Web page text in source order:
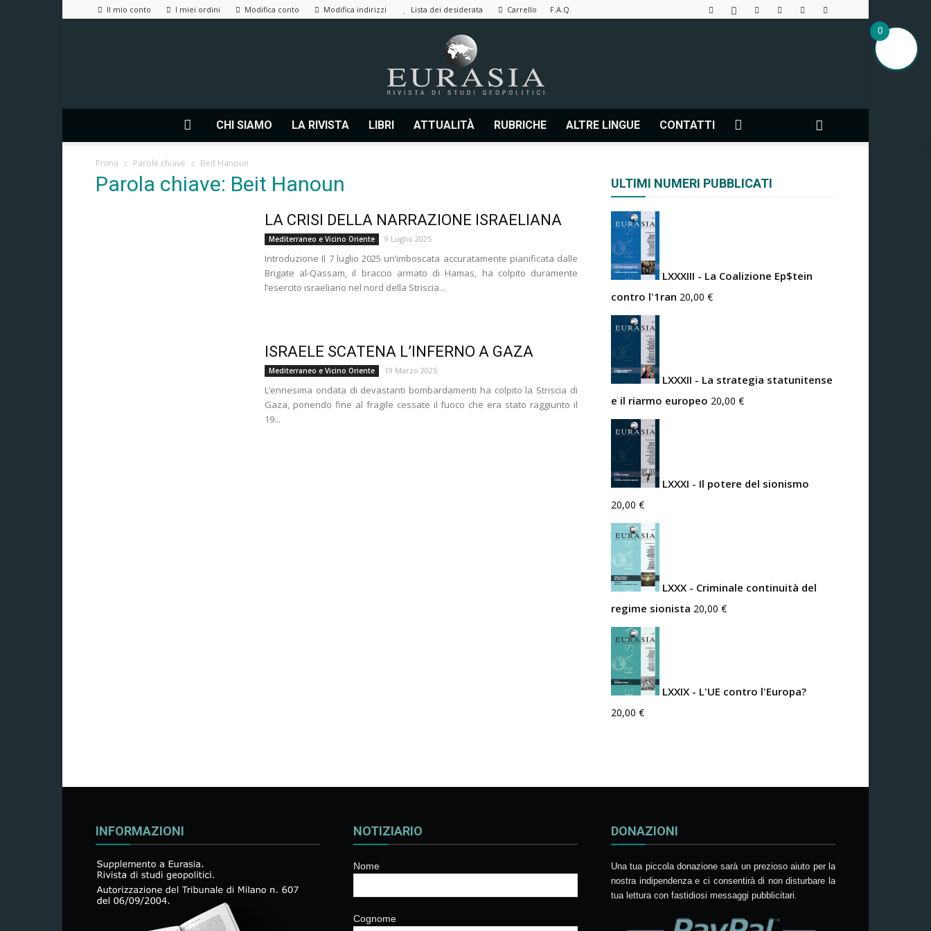
Il mio conto I miei ordini Modifica conto Modifica indirizzi Lista dei desiderata Carrello F.A.Q.
di
CHI SIAMO LA RIVISTA LIBRI ATTUALITÀ RUBRICHE ALTRE LINGUE CONTATTI
Prima Parole chiave Beit Hanoun
Parola chiave: Beit Hanoun
LA CRISI DELLA NARRAZIONE ISRAELIANA
Mediterraneo e Vicino Oriente 9 Luglio 2025
Introduzione Il 7 luglio 2025 un’imboscata accuratamente pianificata dalle
Brigate al-Qassam, il braccio armato di Hamas, ha colpito duramente
l’esercito israeliano nel nord della Striscia...
ISRAELE SCATENA L’INFERNO A GAZA
Mediterraneo e Vicino Oriente 19 Marzo 2025
L’ennesima ondata di devastanti bombardamenti ha colpito la Striscia di
Gaza, ponendo fine al fragile cessate il fuoco che era stato raggiunto il
19...
ULTIMI NUMERI PUBBLICATI
LXXXIII - La Coalizione Ep$tein
contro l'1ran 20,00 €
LXXXII - La strategia statunitense
e il riarmo europeo 20,00 €
LXXXI - Il potere del sionismo
20,00 €
LXXX - Criminale continuità del
regime sionista 20,00 €
LXXIX - L'UE contro l'Europa?
20,00 €
INFORMAZIONI NOTIZIARIO
Nome
Cognome
DONAZIONI
Una tua piccola donazione sarà un prezioso aiuto per la
nostra indipendenza e ci consentirà di non disturbare la
tua lettura con fastidiosi messaggi pubblicitari.
0